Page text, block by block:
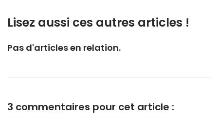
Lisez aussi ces autres articles !
Pas d'articles en relation.
3 commentaires pour cet article :